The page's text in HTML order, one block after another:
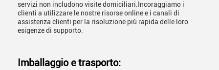
servizi non includono visite domiciliari.Incoraggiamo i
clienti a utilizzare le nostre risorse online e i canali di
assistenza clienti per la risoluzione più rapida delle loro
esigenze di supporto.
Imballaggio e trasporto: